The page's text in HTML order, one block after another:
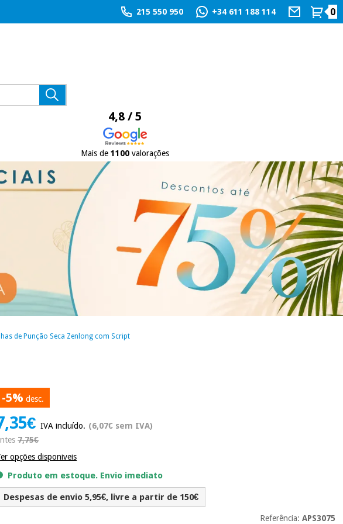
215 550 950 +34 611 188 114 0
4,8 / 5
Mais de 1100valorações
de Punção Seca Zenlong com Script
-5% desc.
IVA incluído. (6,07€ sem IVA)
7,75€
opções disponiveis
Produto em estoque. Envio imediato
Despesas de envio 5,95€, livre a partir de 150€
Referência: APS3075